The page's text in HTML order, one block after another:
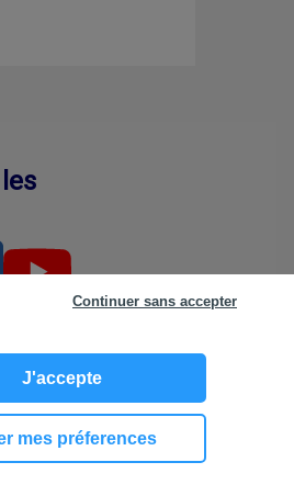
Continuer sans accepter
J'accepte
mes préferences